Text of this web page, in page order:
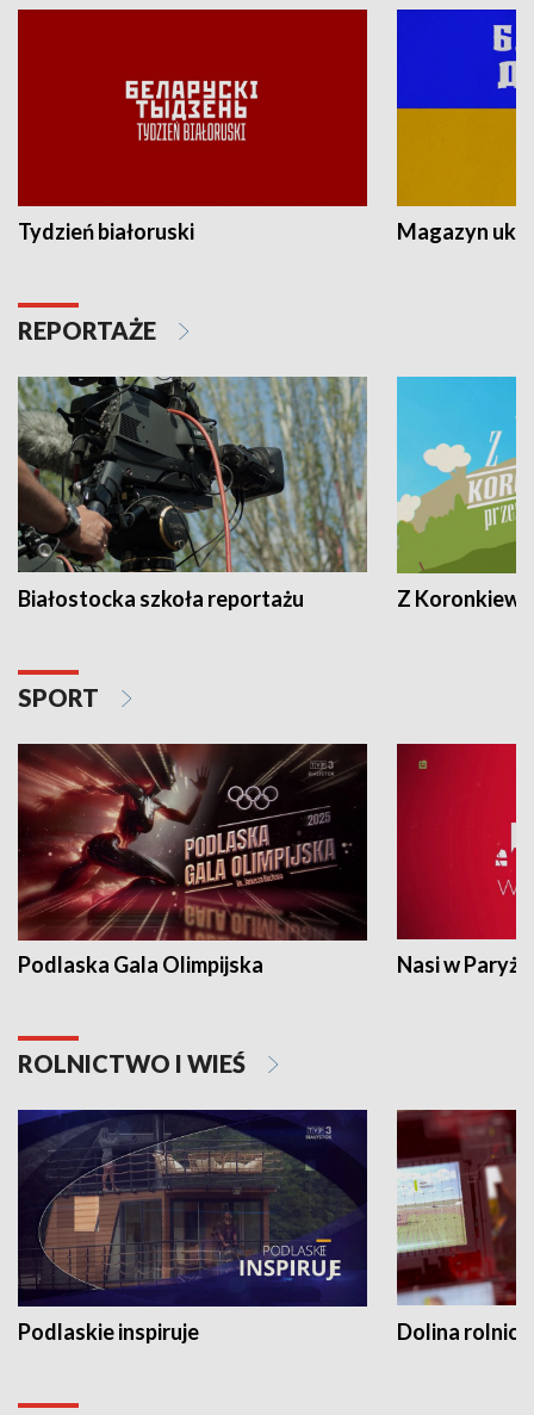
Tydzień białoruski Magazyn
REPORTAŻE
Białostocka szkoła reportażu Z
SPORT
Podlaska Gala Olimpijska Nasi w Paryżu
ROLNICTWO I WIEŚ
Podlaskie inspiruje Dolina